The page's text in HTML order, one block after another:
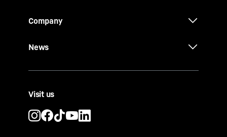
Company
News
Visit us